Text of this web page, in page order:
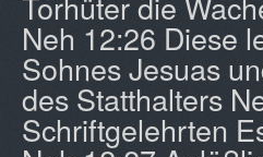
Neh 12:26 Diese
Sohnes Jesuas
des Statthalters
Schriftgelehrten